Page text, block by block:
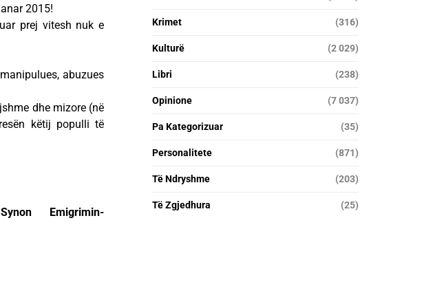
2015!
prej vitesh nuk e
abuzues
dhe mizore (në
këtij populli të
Emigrimin-
Krimet (316)
Kulturë (2 029)
Libri (238)
Opinione (7 037)
Pa Kategorizuar (35)
Personalitete (871)
Të Ndryshme (203)
Të Zgjedhura (25)